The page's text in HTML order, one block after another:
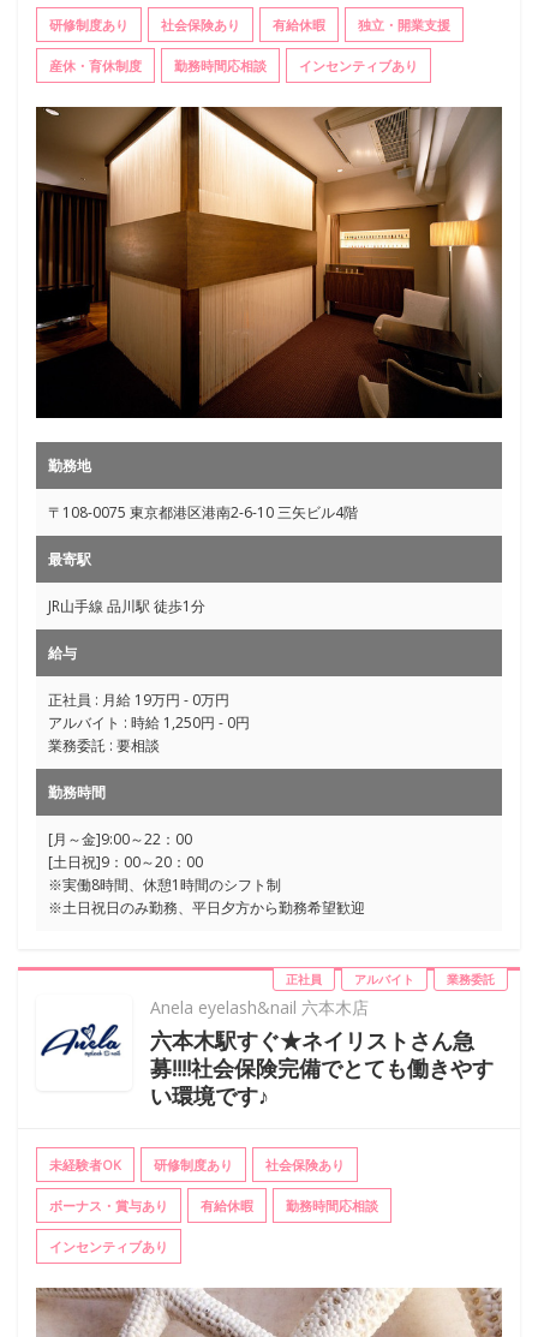
研修制度あり 社会保険あり 有給休暇 独立・開業支援
産休・育休制度 勤務時間応相談 インセンティブあり
勤務地
〒108-0075 東京都港区港南2-6-10 三矢ビル4階
最寄駅
JR山手線 品川駅 徒歩1分
給与
正社員 : 月給 19万円 - 0万円
アルバイト : 時給 1,250円 - 0円
業務委託 : 要相談
勤務時間
[月～金]9:00～22：00
[土日祝]9：00～20：00
※実働8時間、休憩1時間のシフト制
※土日祝日のみ勤務、平日夕方から勤務希望歓迎
正社員 アルバイト 業務委託
Anela eyelash&nail 六本木店
六本木駅すぐ★ネイリストさん急
募‼‼社会保険完備でとても働きやす
い環境です♪
未経験者OK 研修制度あり 社会保険あり
ボーナス・賞与あり 有給休暇 勤務時間応相談
インセンティブあり